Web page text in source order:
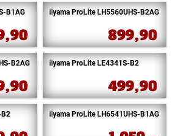
B1AG iiyama ProLite LH5560UHS-B2AG
899,90
B2AG iiyama ProLite LE4341S-B2
499,90
B2 iiyama ProLite LH6541UHS-B1AG